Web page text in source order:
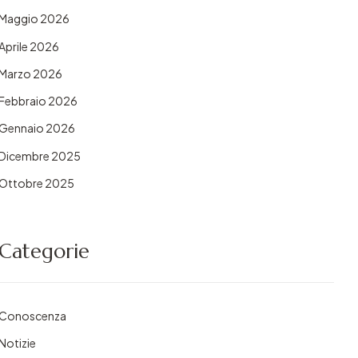
2026
2026
2026
2026
2026
2025
2025